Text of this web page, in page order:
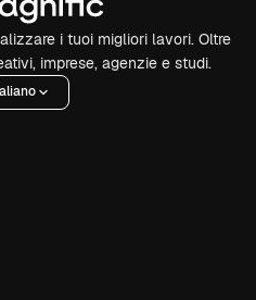
i tuoi migliori lavori. Oltre
imprese, agenzie e studi.